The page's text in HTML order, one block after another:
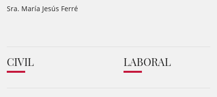
Sra. María Jesús Ferré
CIVIL LABORAL